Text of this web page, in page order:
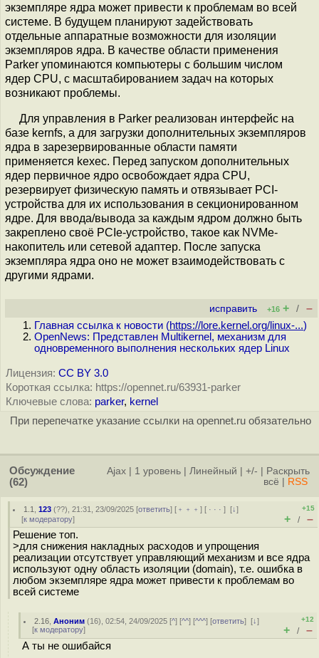
экземпляре ядра может привести к проблемам во всей
системе. В будущем планируют задействовать
отдельные аппаратные возможности для изоляции
экземпляров ядра. В качестве области применения
Parker упоминаются компьютеры с большим числом
ядер CPU, с масштабированием задач на которых
возникают проблемы.
Для управления в Parker реализован интерфейс на
базе kernfs, а для загрузки дополнительных экземпляров
ядра в зарезервированные области памяти
применяется kexec. Перед запуском дополнительных
ядер первичное ядро освобождает ядра CPU,
резервирует физическую память и отвязывает PCI-
устройства для их использования в секционированном
ядре. Для ввода/вывода за каждым ядром должно быть
закреплено своё PCIe-устройство, такое как NVMe-
накопитель или сетевой адаптер. После запуска
экземпляра ядра оно не может взаимодействовать с
другими ядрами.
исправить +16 + / –
Главная ссылка к новости (https://lore.kernel.org/linux-...)
OpenNews: Представлен Multikernel, механизм для
одновременного выполнения нескольких ядер Linux
Лицензия: CC BY 3.0
Короткая ссылка: https://opennet.ru/63931-parker
Ключевые слова: parker, kernel
При перепечатке указание ссылки на opennet.ru обязательно
Обсуждение
(62)
Ajax 1 уровень Линейный +/-
Раскрыть
всё
RSS
1.1 ,123 (??), 21:31, 23/09/2025 [ответить] [ ﹢﹢﹢] [ · · ·][↓]
[к модератору]
+15
+ / –
Решение топ.
>для снижения накладных расходов и упрощения
реализации отсутствует управляющий механизм и все ядра
используют одну область изоляции (domain), т.е. ошибка в
любом экземпляре ядра может привести к проблемам во
всей системе
2.16 ,Аноним (16), 02:54, 24/09/2025 [^] [^^] [^^^] [ответить][↓]
[к модератору]
+12
+ / –
А ты не ошибайся